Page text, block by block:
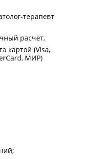
терапевт
расчёт
картой (Visa,
МИР)